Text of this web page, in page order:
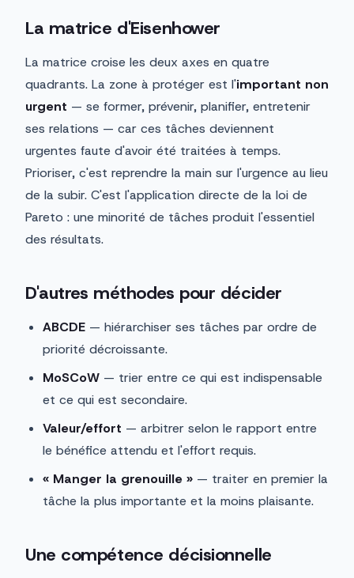
La matrice d'Eisenhower
La matrice croise les deux axes en quatre
quadrants. La zone à protéger est l'important non
urgent — se former, prévenir, planifier, entretenir
ses relations — car ces tâches deviennent
urgentes faute d'avoir été traitées à temps.
Prioriser, c'est reprendre la main sur l'urgence au lieu
de la subir. C'est l'application directe de la loi de
Pareto : une minorité de tâches produit l'essentiel
des résultats.
D'autres méthodes pour décider
ABCDE — hiérarchiser ses tâches par ordre de
priorité décroissante.
MoSCoW — trier entre ce qui est indispensable
et ce qui est secondaire.
Valeur/effort — arbitrer selon le rapport entre
le bénéfice attendu et l'effort requis.
« Manger la grenouille » — traiter en premier la
tâche la plus importante et la moins plaisante.
Une compétence décisionnelle